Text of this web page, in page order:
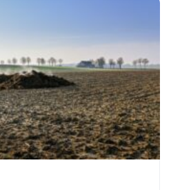
сухостійних корів є час
перегодованого тіла,
що скоро народиться.
додатковий тиск на